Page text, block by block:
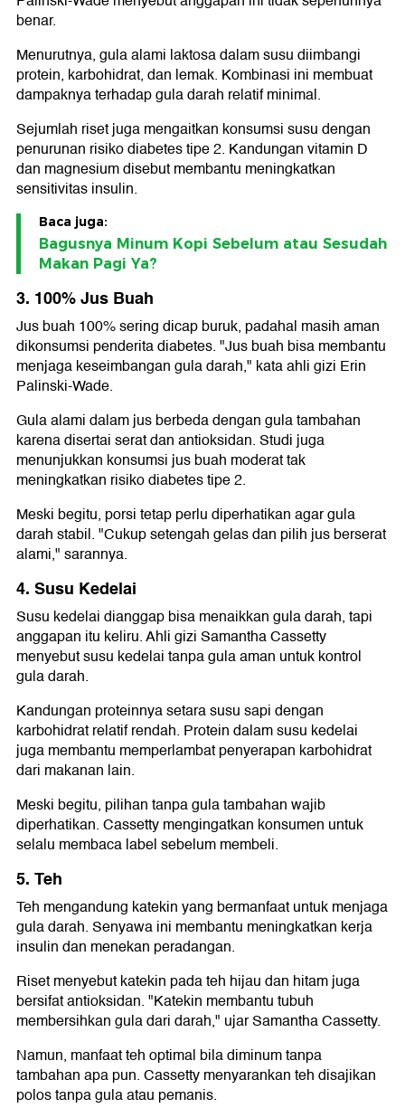
benar.
Menurutnya, gula alami laktosa dalam susu diimbangi
protein, karbohidrat, dan lemak. Kombinasi ini membuat
dampaknya terhadap gula darah relatif minimal.
Sejumlah riset juga mengaitkan konsumsi susu dengan
penurunan risiko diabetes tipe 2. Kandungan vitamin D
dan magnesium disebut membantu meningkatkan
sensitivitas insulin.
Baca juga:
Bagusnya Minum Kopi Sebelum atau Sesudah
Makan Pagi Ya?
3. 100% Jus Buah
Jus buah 100% sering dicap buruk, padahal masih aman
dikonsumsi penderita diabetes. "Jus buah bisa membantu
menjaga keseimbangan gula darah," kata ahli gizi Erin
Palinski-Wade.
Gula alami dalam jus berbeda dengan gula tambahan
karena disertai serat dan antioksidan. Studi juga
menunjukkan konsumsi jus buah moderat tak
meningkatkan risiko diabetes tipe 2.
Meski begitu, porsi tetap perlu diperhatikan agar gula
darah stabil. "Cukup setengah gelas dan pilih jus berserat
alami," sarannya.
4. Susu Kedelai
Susu kedelai dianggap bisa menaikkan gula darah, tapi
anggapan itu keliru. Ahli gizi Samantha Cassetty
menyebut susu kedelai tanpa gula aman untuk kontrol
gula darah.
Kandungan proteinnya setara susu sapi dengan
karbohidrat relatif rendah. Protein dalam susu kedelai
juga membantu memperlambat penyerapan karbohidrat
dari makanan lain.
Meski begitu, pilihan tanpa gula tambahan wajib
diperhatikan. Cassetty mengingatkan konsumen untuk
selalu membaca label sebelum membeli.
5. Teh
Teh mengandung katekin yang bermanfaat untuk menjaga
gula darah. Senyawa ini membantu meningkatkan kerja
insulin dan menekan peradangan.
Riset menyebut katekin pada teh hijau dan hitam juga
bersifat antioksidan. "Katekin membantu tubuh
membersihkan gula dari darah," ujar Samantha Cassetty.
Namun, manfaat teh optimal bila diminum tanpa
tambahan apa pun. Cassetty menyarankan teh disajikan
polos tanpa gula atau pemanis.